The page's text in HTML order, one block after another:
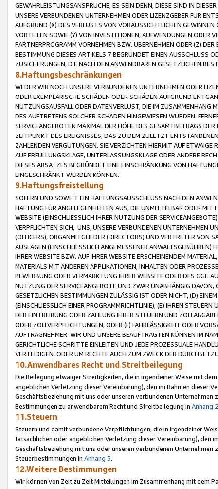
GEWÄHRLEISTUNGSANSPRÜCHE, ES SEIN DENN, DIESE SIND IN
UNSERE VERBUNDENEN UNTERNEHMEN ODER LIZENZGEBER FÜR
AUFGRUND (X) DES VERLUSTS VON VORAUSSICHTLICHEN
VORTEILEN SOWIE (Y) VON INVESTITIONEN, AUFWENDUNGEN ODER
PARTNERPROGRAMM VORNEHMEN BZW. ÜBERNEHMEN ODER (Z)
BESTIMMUNG DIESES ARTIKELS 7 BEGRÜNDET EINEN AUSSCHLUSS
ZUSICHERUNGEN, DIE NACH DEN ANWENDBAREN GESETZLICHEN
8.Haftungsbeschränkungen
WEDER WIR NOCH UNSERE VERBUNDENEN UNTERNEHMEN ODER
ODER EXEMPLARISCHE SCHÄDEN ODER SCHÄDEN AUFGRUND
NUTZUNGSAUSFALL ODER DATENVERLUST, DIE IM ZUSAMMENHANG
DES AUFTRETENS SOLCHER SCHÄDEN HINGEWIESEN WURDEN.
SERVICEANGEBOTEN MAXIMAL DER HÖHE DES GESAMTBETRAGS
ZEITPUNKT DES EREIGNISSES, DAS ZU DEM ZULETZT
ZAHLENDEN VERGÜTUNGEN. SIE VERZICHTEN HIERMIT AUF
AUF ERFÜLLUNGSKLAGE, UNTERLASSUNGSKLAGE ODER ANDERE
DIESES ABSATZES BEGRÜNDET EINE EINSCHRÄNKUNG VON
EINGESCHRÄNKT WERDEN KÖNNEN.
9.Haftungsfreistellung
SOFERN UND SOWEIT EIN HAFTUNGSAUSSCHLUSS NACH DEN
HAFTUNG FÜR ANGELEGENHEITEN AUS, DIE UNMITTELBAR ODER
WEBSITE (EINSCHLIESSLICH IHRER NUTZUNG DER
VERPFLICHTEN SICH, UNS, UNSERE VERBUNDENEN UNTERNEHMEN
(OFFICERS), ORGANMITGLIEDER (DIRECTORS) UND VERTRETER VON
AUSLAGEN (EINSCHLIESSLICH ANGEMESSENER
IHRER WEBSITE BZW. AUF IHRER WEBSITE ERSCHEINENDEM
MATERIALS MIT ANDEREN APPLIKATIONEN, INHALTEN ODER
BEWERBUNG ODER VERMARKTUNG IHRER WEBSITE ODER DES GGF.
NUTZUNG DER SERVICEANGEBOTE UND ZWAR UNABHÄNGIG
GESETZLICHEN BESTIMMUNGEN ZULÄSSIG IST ODER NICHT, (D)
(EINSCHLIESSLICH EINER PROGRAMMRICHTLINIE), (E) IHREN
DER EINTREIBUNG ODER ZAHLUNG IHRER STEUERN UND
ODER ZOLLVERPFLICHTUNGEN, ODER (F) FAHRLÄSSIGKEIT ODER
AUFTRAGNEHMER. WIR UND UNSERE BEAUFTRAGTEN KÖNNEN IM
GERICHTLICHE SCHRITTE EINLEITEN UND JEDE PROZESSUALE
VERTEIDIGEN, ODER UM RECHTE AUCH ZUM ZWECK DER
10.Anwendbares Recht und Streitbeilegung
Die Beilegung etwaiger Streitigkeiten, die in irgendeiner Weise mit
angeblichen Verletzung dieser Vereinbarung), den im Rahmen dieser
Geschäftsbeziehung mit uns oder unseren verbundenen
Bestimmungen zu anwendbarem Recht und Streitbeilegung in Anhang 2
11.Steuern
Steuern und damit verbundene Verpflichtungen, die in irgendeiner
tatsächlichen oder angeblichen Verletzung dieser Vereinbarung), den
Geschäftsbeziehung mit uns oder unseren verbundenen
Steuerbestimmungen in Anhang 3.
12.Weitere Bestimmungen
Wir können von Zeit zu Zeit Mitteilungen im Zusammenhang mit dem